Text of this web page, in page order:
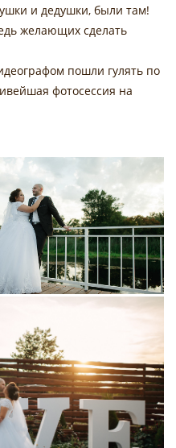
и дедушки, были там!
желающих сделать
пошли гулять по
фотосессия на